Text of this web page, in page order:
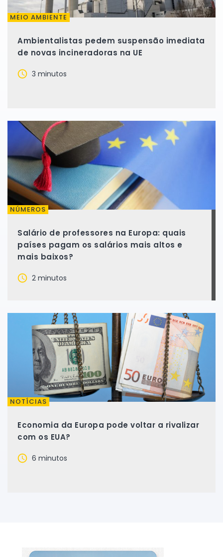
MEIO AMBIENTE
Ambientalistas pedem suspensão imediata
de novas incineradoras na UE
3 minutos
NÚMEROS
Salário de professores na Europa: quais
países pagam os salários mais altos e
mais baixos?
2 minutos
NOTÍCIAS
Economia da Europa pode voltar a rivalizar
com os EUA?
6 minutos